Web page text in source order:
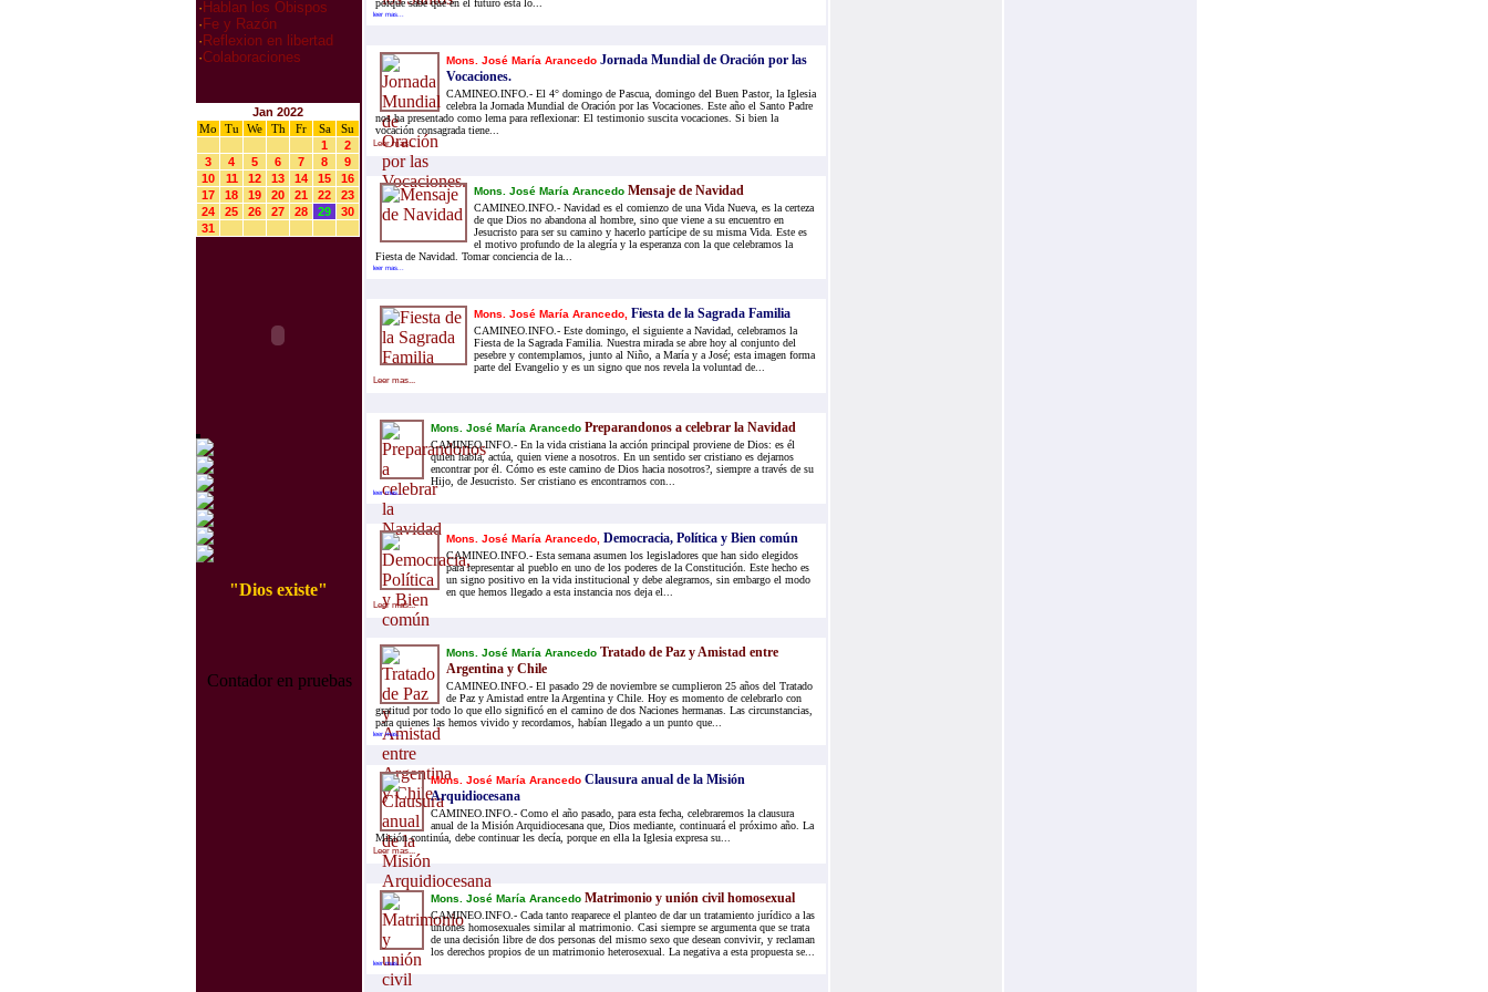
· Hablan los Obispos
· Fe y Razón
· Reflexion en libertad
·Colaboraciones
Jan 2022
Mo
Tu We Th Fr Sa
Su
1
2
3
4 5 6 7 8
9
10
11 12 13 14 15
16
17
18 19 20 21 22
23
24
25 26 27 28 29
30
31
"Dios existe"
Contador en pruebas
porque sabe que en el futuro está lo...
leer mas...
Mons. José María Arancedo Jornada Mundial de Oración por las
Vocaciones.
CAMINEO.INFO.- El 4° domingo de Pascua, domingo del Buen Pastor, la Iglesia
celebra la Jornada Mundial de Oración por las Vocaciones. Este año el Santo Padre
nos ha presentado como lema para reflexionar: El testimonio suscita vocaciones. Si bien la
vocación consagrada tiene...
Leer mas...
Mons. José María Arancedo Mensaje de Navidad
CAMINEO.INFO.- Navidad es el comienzo de una Vida Nueva, es la certeza
de que Dios no abandona al hombre, sino que viene a su encuentro en
Jesucristo para ser su camino y hacerlo partícipe de su misma Vida. Este es
el motivo profundo de la alegría y la esperanza con la que celebramos la
Fiesta de Navidad. Tomar conciencia de la...
leer mas...
Mons. José María Arancedo, Fiesta de la Sagrada Familia
CAMINEO.INFO.- Este domingo, el siguiente a Navidad, celebramos la
Fiesta de la Sagrada Familia. Nuestra mirada se abre hoy al conjunto del
pesebre y contemplamos, junto al Niño, a María y a José; esta imagen forma
parte del Evangelio y es un signo que nos revela la voluntad de...
Leer mas...
Mons. José María Arancedo Preparandonos a celebrar la Navidad
CAMINEO.INFO.- En la vida cristiana la acción principal proviene de Dios: es él
quien habla, actúa, quien viene a nosotros. En un sentido ser cristiano es dejarnos
encontrar por él. Cómo es este camino de Dios hacia nosotros?, siempre a través de su
Hijo, de Jesucristo. Ser cristiano es encontrarnos con...
leer mas...
Mons. José María Arancedo, Democracia, Política y Bien común
CAMINEO.INFO.- Esta semana asumen los legisladores que han sido elegidos
para representar al pueblo en uno de los poderes de la Constitución. Este hecho es
un signo positivo en la vida institucional y debe alegrarnos, sin embargo el modo
en que hemos llegado a esta instancia nos deja el...
Leer mas...
Mons. José María Arancedo Tratado de Paz y Amistad entre
Argentina y Chile
CAMINEO.INFO.- El pasado 29 de noviembre se cumplieron 25 años del Tratado
de Paz y Amistad entre la Argentina y Chile. Hoy es momento de celebrarlo con
gratitud por todo lo que ello significó en el camino de dos Naciones hermanas. Las circunstancias,
para quienes las hemos vivido y recordamos, habían llegado a un punto que...
leer mas...
Mons. José María Arancedo Clausura anual de la Misión
Arquidiocesana
CAMINEO.INFO.- Como el año pasado, para esta fecha, celebraremos la clausura
anual de la Misión Arquidiocesana que, Dios mediante, continuará el próximo año. La
Misión continúa, debe continuar les decía, porque en ella la Iglesia expresa su...
Leer mas...
Mons. José María Arancedo Matrimonio y unión civil homosexual
CAMINEO.INFO.- Cada tanto reaparece el planteo de dar un tratamiento jurídico a las
uniones homosexuales similar al matrimonio. Casi siempre se argumenta que se trata
de una decisión libre de dos personas del mismo sexo que desean convivir, y reclaman
los derechos propios de un matrimonio heterosexual. La negativa a esta propuesta se...
leer mas...